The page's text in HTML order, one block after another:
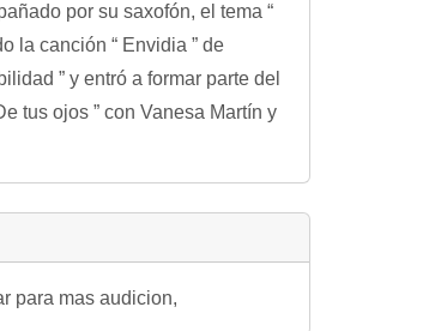
por su saxofón, el tema “
la canción “ Envidia ” de
” y entró a formar parte del
tus ojos ” con Vanesa Martín y
para mas audicion,